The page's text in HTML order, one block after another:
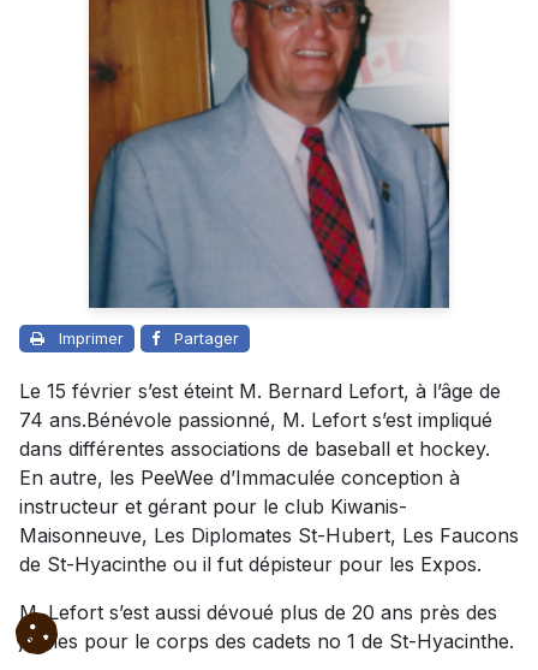
Imprimer Partager
Le 15 février s’est éteint M. Bernard Lefort, à l’âge de
74 ans.Bénévole passionné, M. Lefort s’est impliqué
dans différentes associations de baseball et hockey.
En autre, les PeeWee d’Immaculée conception à
instructeur et gérant pour le club Kiwanis-
Maisonneuve, Les Diplomates St-Hubert, Les Faucons
de St-Hyacinthe ou il fut dépisteur pour les Expos.
M. Lefort s’est aussi dévoué plus de 20 ans près des
jeunes pour le corps des cadets no 1 de St-Hyacinthe.